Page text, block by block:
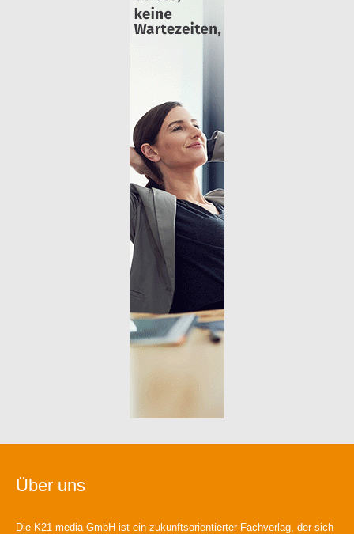
Über uns
Die K21 media GmbH ist ein zukunftsorientierter Fachverlag, der sich